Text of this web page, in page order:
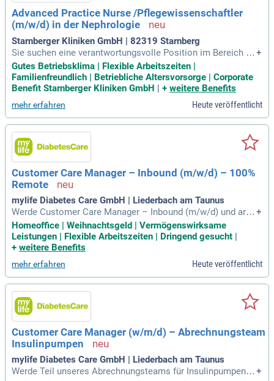
m im interdisziplinären Team. Bewerben Sie sich jetzt und si
chern Sie sich Ihre langfristige Perspektive!
Advanced Practice Nurse /Pflegewissenschaftler
(m/w/d) in der Nephrologie
Starnberger Kliniken GmbH | 82319 Starnberg
Sie suchen eine verantwortungsvolle Position im Bereich A
dvanced Practice Nursing (APN)? Ideale Kandidaten haben e
in Studium in Pflegewissenschaft oder eine vergleichbare Q
ualifikation sowie Erfahrung in der Akutpflege, insbesondere
in der Nephrologie. Wir bieten Ihnen die Chance, aktiv die pa
tientenzentrierte Versorgung in einem angesehenen Klinikve
rbund zu gestalten. Genießen Sie eine attraktive Vergütung
nach TVöD und zusätzlich eine großzügige Springerpoolzula
ge. Ihre Flexibilität wird bei uns geschätzt, und eine betriebli
che Altersvorsorge von 4,8% sichert Ihre Zukunft. Bewerben
Sie sich jetzt und profitieren Sie von einer langfristigen Pers
pektive in der Pflege!
+
Gutes Betriebsklima | Flexible Arbeitszeiten |
Familienfreundlich | Betriebliche Altersvorsorge | Corporate
Benefit Starnberger Kliniken GmbH | + weitere Benefits
mehr erfahren Heute veröffentlicht
Customer Care Manager – Inbound (m/w/d) – 100%
Remote
mylife Diabetes Care GmbH | Liederbach am Taunus
Werde Customer Care Manager – Inbound (m/w/d) und arbe
ite 100% remote in Liederbach am Taunus! In dieser Rolle ü
bernimmst du die telefonische Betreuung unserer Bestands
kunden im medizintechnischen Sektor. Deine Aufgaben umf
atungsgespräche. Du sorgst dafür, dass sich unsere Kunden
wertgeschätzt und verstanden fühlen, auch in herausfordern
den Situationen. Profitieren wirst du von einer umfassenden
Einarbeitung und der Unterstützung eines motivierten Team
s. Starte deine Karriere bei uns und hole dir ein Stück Verant
wortung für die Kundenzufriedenheit!
+
Homeoffice | Weihnachtsgeld | Vermögenswirksame
Leistungen | Flexible Arbeitszeiten | Dringend gesucht |
+ weitere Benefits
mehr erfahren Heute veröffentlicht
Customer Care Manager (w/m/d) – Abrechnungsteam
Insulinpumpen
mylife Diabetes Care GmbH | Liederbach am Taunus
Werde Teil unseres Abrechnungsteams für Insulinpumpen al +